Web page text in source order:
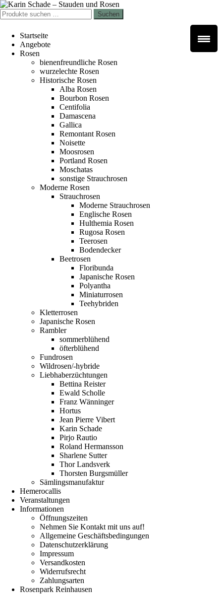
Zur
Navigation
springen
Zum
Inhalt
springen
Suchen
nach:
Suchen
Startseite
Angebote
Rosen
bienenfreundliche Rosen
wurzelechte Rosen
Historische Rosen
Alba Rosen
Bourbon Rosen
Centifolia
Damascena
Gallica
Remontant Rosen
Noisette
Moosrosen
Portland Rosen
Moschatas
sonstige Strauchrosen
Moderne Rosen
Strauchrosen
Moderne Strauchrosen
Englische Rosen
Hulthemia Rosen
Rugosa Rosen
Teerosen
Bodendecker
Beetrosen
Floribunda
Japanische Rosen
Polyantha
Miniaturrosen
Teehybriden
Kletterrosen
Japanische Rosen
Rambler
sommerblühend
öfterblühend
Fundrosen
Wildrosen/-hybride
Liebhaberzüchtungen
Bettina Reister
Ewald Scholle
Franz Wänninger
Hortus
Jean Pierre Vibert
Karin Schade
Pirjo Rautio
Roland Hermansson
Sharlene Sutter
Thor Landsverk
Thorsten Burgsmüller
Sämlingsmanufaktur
Hemerocallis
Veranstaltungen
Informationen
Öffnungszeiten
Nehmen Sie Kontakt mit uns auf!
Allgemeine Geschäftsbedingungen
Datenschutzerklärung
Impressum
Versandkosten
Widerrufsrecht
Zahlungsarten
Rosenpark Reinhausen